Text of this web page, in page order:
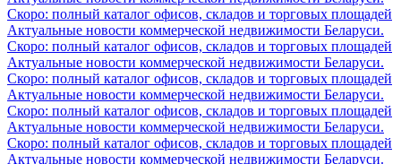
Скоро: полный каталог офисов, складов и торговых площадей
Актуальные новости коммерческой недвижимости Беларуси.
Скоро: полный каталог офисов, складов и торговых площадей
Актуальные новости коммерческой недвижимости Беларуси.
Скоро: полный каталог офисов, складов и торговых площадей
Актуальные новости коммерческой недвижимости Беларуси.
Скоро: полный каталог офисов, складов и торговых площадей
Актуальные новости коммерческой недвижимости Беларуси.
Скоро: полный каталог офисов, складов и торговых площадей
Актуальные новости коммерческой недвижимости Беларуси.